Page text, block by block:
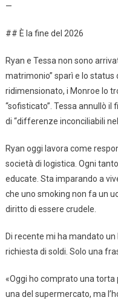
—
## È la fine del 2026
Ryan e Tessa non sono
matrimonio” sparì e lo status
ridimensionato, i Monroe lo
“sofisticato”. Tessa annullò
di “differenze inconciliabili
Ryan oggi lavora come
società di logistica. Ogni
educate. Sta imparando a
che uno smoking non fa un
diritto di essere crudele.
Di recente mi ha mandato un
richiesta di soldi. Solo una
«Oggi ho comprato una torta
una del supermercato, ma